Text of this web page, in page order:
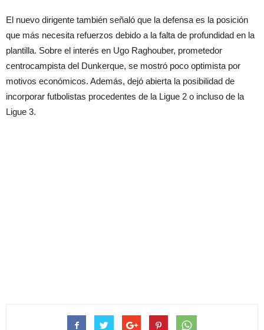
El nuevo dirigente también señaló que la defensa es la posición
que más necesita refuerzos debido a la falta de profundidad en la
plantilla. Sobre el interés en Ugo Raghouber, prometedor
centrocampista del Dunkerque, se mostró poco optimista por
motivos económicos. Además, dejó abierta la posibilidad de
incorporar futbolistas procedentes de la Ligue 2 o incluso de la
Ligue 3.